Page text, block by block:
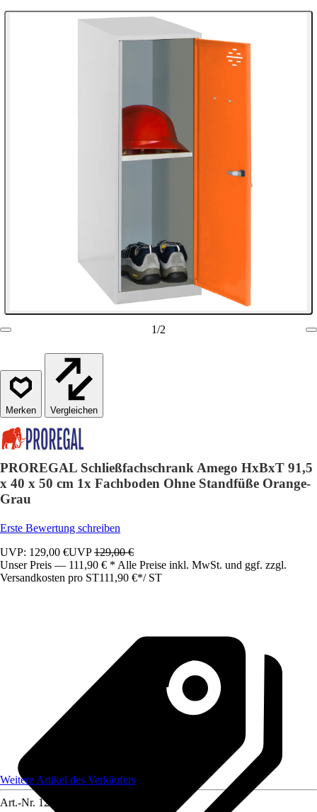
1/2
Vergleichen
PROREGAL Schließfachschrank Amego HxBxT 91,5
x 40 x 50 cm 1x Fachboden Ohne Standfüße Orange-
Grau
Erste Bewertung schreiben
UVP: 129,00 €UVP129,00 €
Unser Preis — 111,90 € * Alle Preise inkl. MwSt. und ggf. zzgl.
Versandkosten pro ST111,90 €*/ ST
Weitere Artikel des Verkäufers
Art.-Nr. 12583277